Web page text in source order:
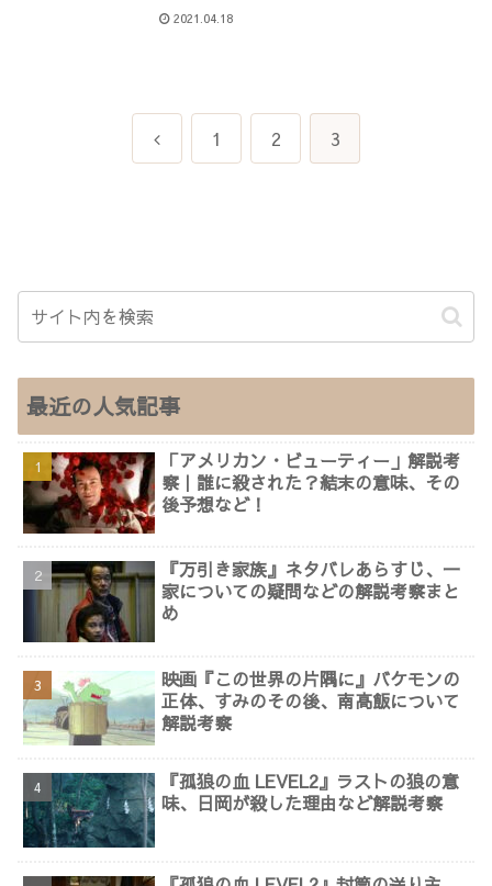
2021.04.18
前
1 2 3
最近の人気記事
「アメリカン・ビューティー」解説考
察｜誰に殺された？結末の意味、その
後予想など！
『万引き家族』ネタバレあらすじ、一
家についての疑問などの解説考察まと
め
映画『この世界の片隅に』バケモンの
正体、すみのその後、南高飯について
解説考察
『孤狼の血 LEVEL2』ラストの狼の意
味、日岡が殺した理由など解説考察